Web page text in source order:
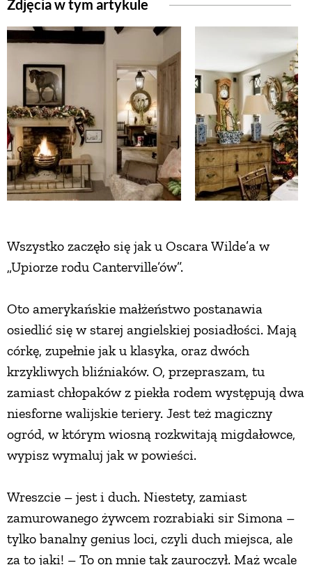
Zdjęcia w tym artykule
Wszystko zaczęło się jak u Oscara Wilde’a w
„Upiorze rodu Canterville’ów”.
Oto amerykańskie małżeństwo postanawia
osiedlić się w starej angielskiej posiadłości. Mają
córkę, zupełnie jak u klasyka, oraz dwóch
krzykliwych bliźniaków. O, przepraszam, tu
zamiast chłopaków z piekła rodem występują dwa
niesforne walijskie teriery. Jest też magiczny
ogród, w którym wiosną rozkwitają migdałowce,
wypisz wymaluj jak w powieści.
Wreszcie – jest i duch. Niestety, zamiast
zamurowanego żywcem rozrabiaki sir Simona –
tylko banalny genius loci, czyli duch miejsca, ale
za to jaki! – To on mnie tak zauroczył. Mąż wcale
ZWIERZĘTA W NATURZE
GRZYBY
KRAJOBRAZ
RĘKODZIEŁO
RZEMIOSŁO
ZRÓB TO SAM
PRZEPISY
ŚNIADANIA
PRZYSTAWKI
ZUPY
DANIA GŁÓWNE
CIASTA I DESERY